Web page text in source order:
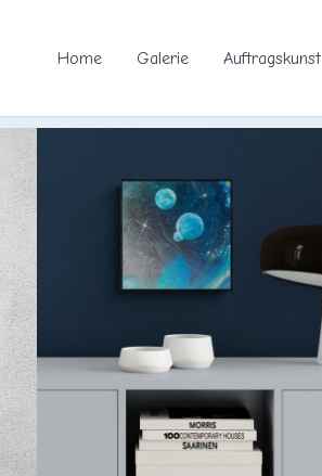
Home Galerie Auftragskunst